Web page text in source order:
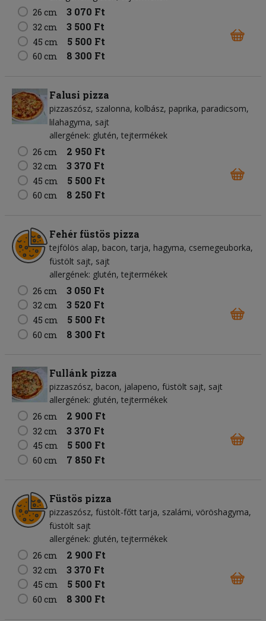
26 cm
3 070 Ft
32 cm 3 500 Ft
45 cm 5 500 Ft
60 cm 8 300 Ft
Falusi pizza
pizzaszósz szalonna kolbász paprika paradicsom
lilahagyma sajt
allergének: glutén, tejtermékek
26 cm
2 950 Ft
32 cm 3 370 Ft
45 cm 5 500 Ft
60 cm 8 250 Ft
Fehér füstös pizza
tejfölös alap bacon tarja hagyma csemegeuborka
füstölt sajt sajt
allergének: glutén, tejtermékek
26 cm
3 050 Ft
32 cm 3 520 Ft
45 cm 5 500 Ft
60 cm 8 300 Ft
Fullánk pizza
pizzaszósz bacon jalapeno füstölt sajt sajt
allergének: glutén, tejtermékek
26 cm
2 900 Ft
32 cm 3 370 Ft
45 cm 5 500 Ft
60 cm 7 850 Ft
Füstös pizza
pizzaszósz füstölt-főtt tarja szalámi vöröshagyma
füstölt sajt
allergének: glutén, tejtermékek
26 cm
2 900 Ft
32 cm 3 370 Ft
45 cm 5 500 Ft
60 cm 8 300 Ft